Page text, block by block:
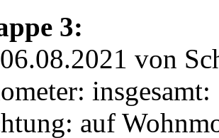
3:
von
auf